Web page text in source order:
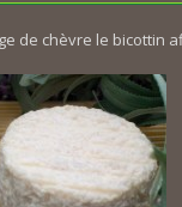
de chèvre le bicottin